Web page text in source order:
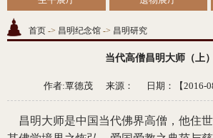
首页 -> 昌明纪念馆 -> 昌明研究
当代高僧昌明大师（上）
作者:覃德茂 来源： 日期：【2016-
昌明大师是中国当代佛界高僧，他住